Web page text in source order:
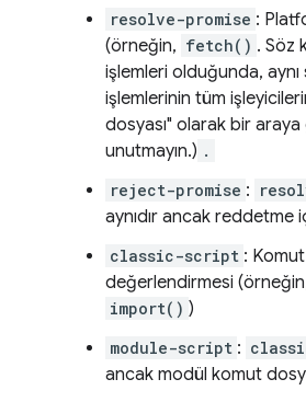
resolve-promise :
(örneğin, fetch() . Söz
işlemleri olduğunda,
işlemlerinin tüm
dosyası" olarak bir
unutmayın.) .
reject-promise :
aynıdır ancak reddetme
classic-script :
değerlendirmesi
import() )
module-script :
ancak modül komut